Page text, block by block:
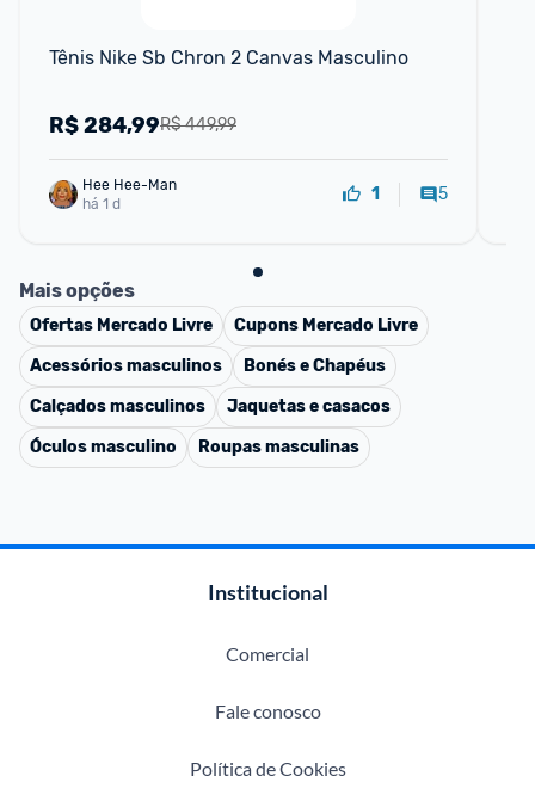
Tênis Nike Sb Chron 2 Canvas Masculino
R$ 449,99
R$284,99
Hee Hee-Man
há 1 d
1 5
Mais opções
Ofertas Mercado Livre Cupons Mercado Livre
Acessórios masculinos
Bonés e Chapéus
Calçados masculinos
Jaquetas e casacos
Óculos masculino
Roupas masculinas
Institucional
Comercial
Fale conosco
Política de Cookies